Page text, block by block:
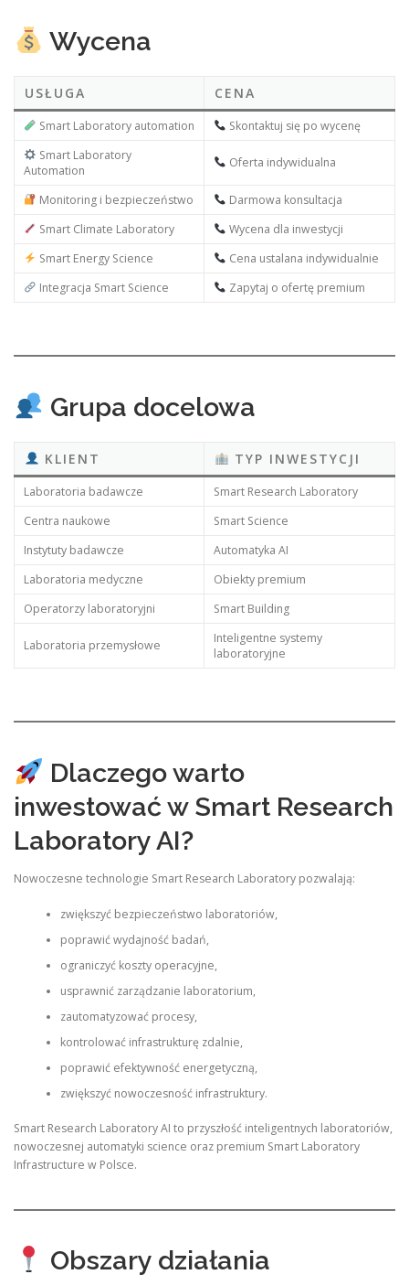
Wycena
USŁUGA CENA
Smart Laboratory automation
Skontaktuj się po wycenę
Smart Laboratory
Automation
Oferta indywidualna
Monitoring i bezpieczeństwo
Darmowa konsultacja
Smart Climate Laboratory
Wycena dla inwestycji
Smart Energy Science
Cena ustalana indywidualnie
Integracja Smart Science
Zapytaj o ofertę premium
Grupa docelowa
KLIENT TYP INWESTYCJI
Laboratoria badawcze
Smart Research Laboratory
Centra naukowe
Smart Science
Instytuty badawcze
Automatyka AI
Laboratoria medyczne
Obiekty premium
Operatorzy laboratoryjni
Smart Building
Laboratoria przemysłowe
Inteligentne systemy
laboratoryjne
Dlaczego warto
inwestować w Smart Research
Laboratory AI?
Nowoczesne technologie Smart Research Laboratory pozwalają:
zwiększyć bezpieczeństwo laboratoriów,
poprawić wydajność badań,
ograniczyć koszty operacyjne,
usprawnić zarządzanie laboratorium,
zautomatyzować procesy,
kontrolować infrastrukturę zdalnie,
poprawić efektywność energetyczną,
zwiększyć nowoczesność infrastruktury.
Smart Research Laboratory AI to przyszłość inteligentnych laboratoriów,
nowoczesnej automatyki science oraz premium Smart Laboratory
Infrastructure w Polsce.
Obszary działania